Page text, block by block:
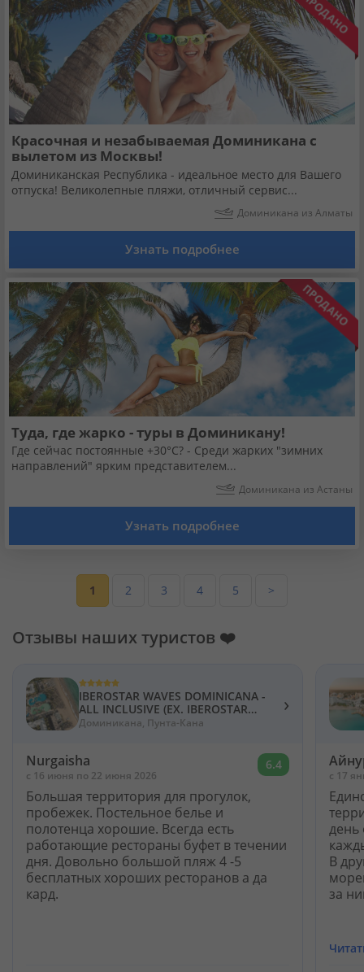
Красочная и незабываемая Доминикана с
вылетом из Москвы!
Доминиканская Республика - идеальное место для Вашего
отпуска! Великолепные пляжи, отличный сервис...
Доминикана из Алматы
Узнать подробнее
Туда, где жарко - туры в Доминикану!
Где сейчас постоянные +30°C? - Среди жарких "зимних
направлений" ярким представителем...
Доминикана из Астаны
Узнать подробнее
1 2 3 4 5 >
Отзывы наших туристов ❤️
IBEROSTAR WAVES DOMINICANA -
ALL INCLUSIVE (EX. IBEROSTAR
DOMINICANA) 5*
Доминикана, Пунта-Кана
›
Nurgaisha
c 16 июня по 22 июня 2026
6.4
Большая территория для прогулок,
пробежек. Постельное белье и
полотенца хорошие. Всегда есть
работающие рестораны буфет в течении
дня. Довольно большой пляж 4 -5
бесплатных хороших ресторанов а да
кард.
c 17
день
В
за